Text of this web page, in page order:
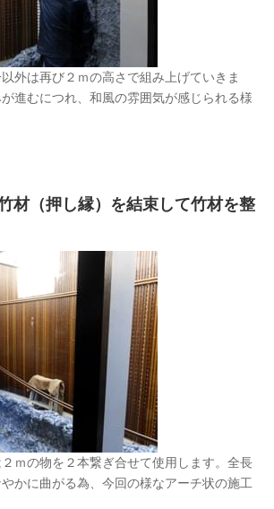
外は再び２ｍの高さで組み上げていきま
進むにつれ、和風の雰囲気が感じられる様
材（押し縁）を結束して竹材を整
ｍの物を２本繋ぎ合せて使用します。全長
かに曲がる為、今回の様なアーチ状の施工